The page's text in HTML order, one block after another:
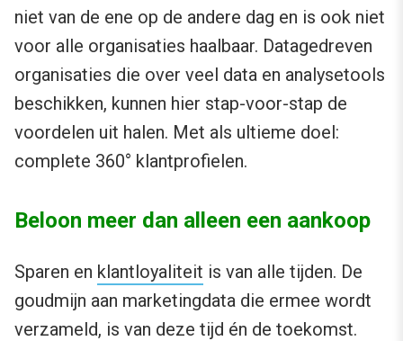
niet van de ene op de andere dag en is ook niet
voor alle organisaties haalbaar. Datagedreven
organisaties die over veel data en analysetools
beschikken, kunnen hier stap-voor-stap de
voordelen uit halen. Met als ultieme doel:
complete 360° klantprofielen.
Beloon meer dan alleen een aankoop
Sparen en klantloyaliteit is van alle tijden. De
goudmijn aan marketingdata die ermee wordt
verzameld, is van deze tijd én de toekomst.